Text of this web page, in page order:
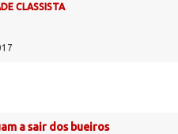
CLASSISTA
a sair dos bueiros